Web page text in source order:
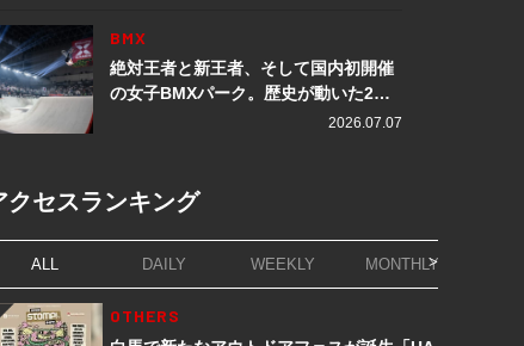
BMX
絶対王者と新王者、そして国内初開催
の女子BMXパーク。歴史が動いた2日
2026.07.07
クセスランキング
ALL DAILY WEEKLY MONTHLY
OTHERS